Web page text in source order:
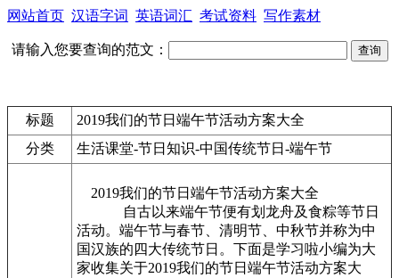
网站首页 汉语字词 英语词汇 考试资料 写作素材
请输入您要查询的范文：
标题
2019我们的节日端午节活动方案大全
分类
生活课堂-节日知识-中国传统节日-端午节
2019我们的节日端午节活动方案大全
自古以来端午节便有划龙舟及食粽等节日
活动。端午节与春节、清明节、中秋节并称为中
国汉族的四大传统节日。下面是学习啦小编为大
家收集关于2019我们的节日端午节活动方案大